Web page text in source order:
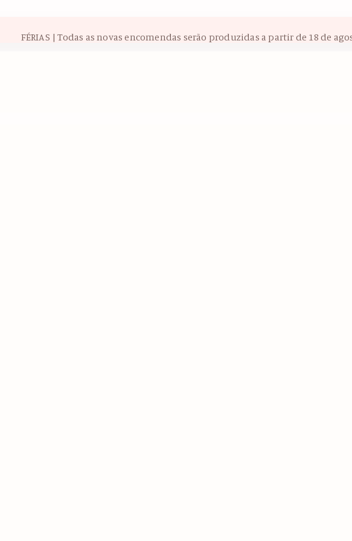
FÉRIAS | Todas as novas encomendas serão produzidas a partir de 18 de